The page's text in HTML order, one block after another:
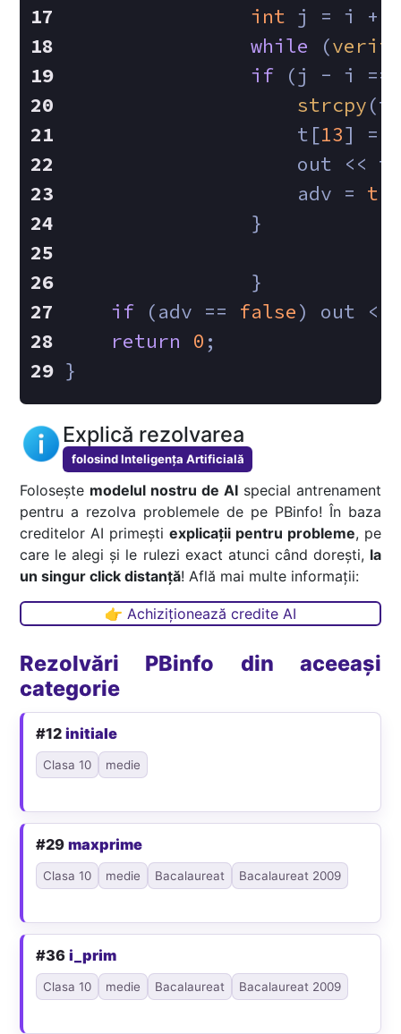
int j = i +
while (
if (j - i
strcpy
                    t[
13] =
out <<
                    adv =
                }
    		}
if (adv == false) out
return
0 ;
}
Explică rezolvarea
folosind Inteligența Artificială
Folosește modelul nostru de AIspecial antrenament
pentru a rezolva problemele de pe PBinfo! În baza
creditelor AI primești explicații pentru probleme, pe
care le alegi și le rulezi exact atunci când dorești, la
un singur click distanță! Află mai multe informații:
👉 Achiziționează credite AI
Rezolvări PBinfo din aceeași
categorie
#12initiale
Clasa 10 medie
#29maxprime
Clasa 10 medie Bacalaureat Bacalaureat 2009
#36i_prim
Clasa 10 medie Bacalaureat Bacalaureat 2009